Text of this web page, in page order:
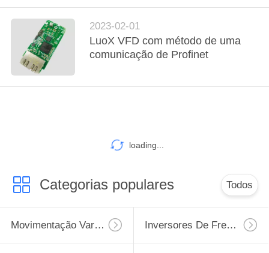
CONTROLE
QUALIDADE
UMAS
CITAÇÕES
2023-02-01
LuoX VFD com método de uma
comunicação de Profinet
loading...
Categorias populares Todos
Movimentação Variável Da Frequência De VFD Inversores De Frequência Variável